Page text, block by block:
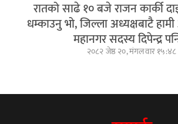
रातको साढे १० बजे राजन कार्की
धम्काउनु भो, जिल्ला अध्यक्षबाटै
महानगर सदस्य दिपेन्द्र
२०८२ जेष्ठ २०, मंगलवार १५:४८